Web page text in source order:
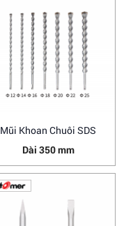
Mũi Khoan Chuôi SDS
Dài 350 mm